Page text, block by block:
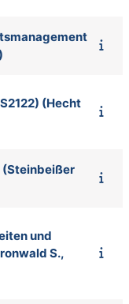
(Hecht
(Steinbeißer
und
S.,